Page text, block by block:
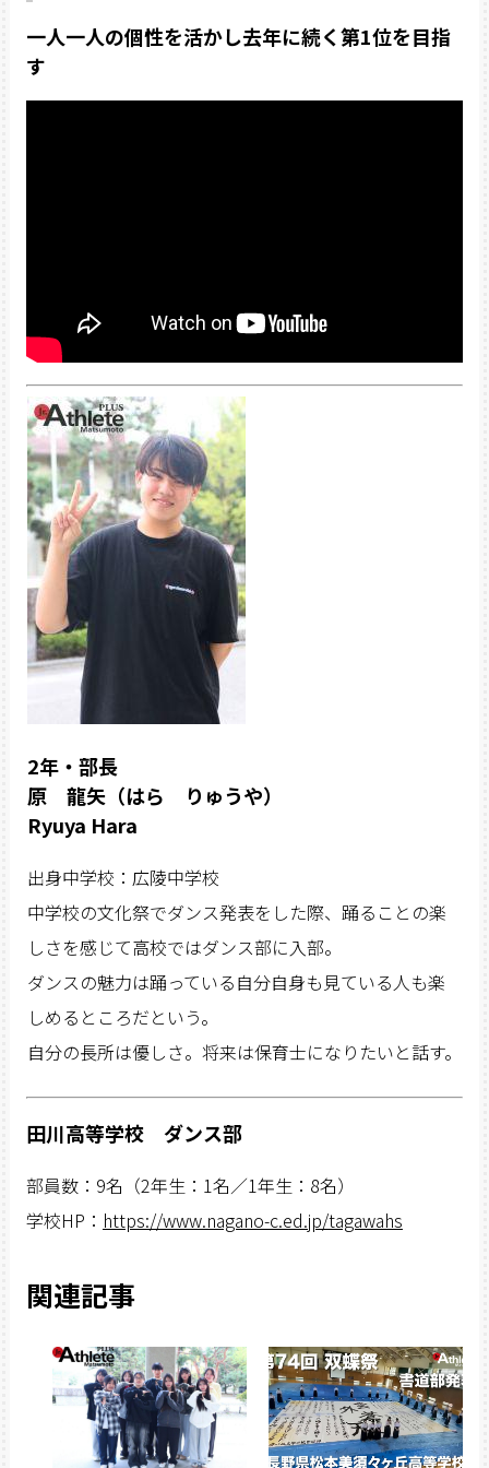
一人一人の個性を活かし去年に続く第1位を目指
す
2年・部長
原 龍矢（はら りゅうや）
Ryuya Hara
出身中学校：広陵中学校
中学校の文化祭でダンス発表をした際、踊ることの楽
しさを感じて高校ではダンス部に入部。
ダンスの魅力は踊っている自分自身も見ている人も楽
しめるところだという。
自分の長所は優しさ。将来は保育士になりたいと話す。
田川高等学校 ダンス部
部員数：9名（2年生：1名／1年生：8名）
学校HP： https://www.nagano-c.ed.jp/tagawahs
関連記事